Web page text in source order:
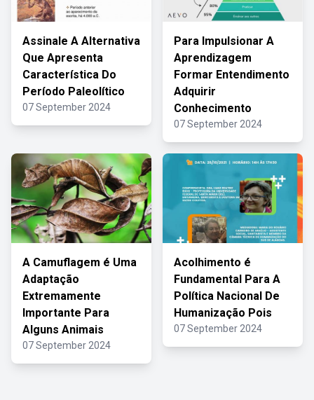
Assinale A Alternativa
Que Apresenta
Característica Do
Período Paleolítico
07 September 2024
Para Impulsionar A
Aprendizagem
Formar Entendimento
Adquirir
Conhecimento
07 September 2024
A Camuflagem é Uma
Adaptação
Extremamente
Importante Para
Alguns Animais
07 September 2024
Acolhimento é
Fundamental Para A
Política Nacional De
Humanização Pois
07 September 2024